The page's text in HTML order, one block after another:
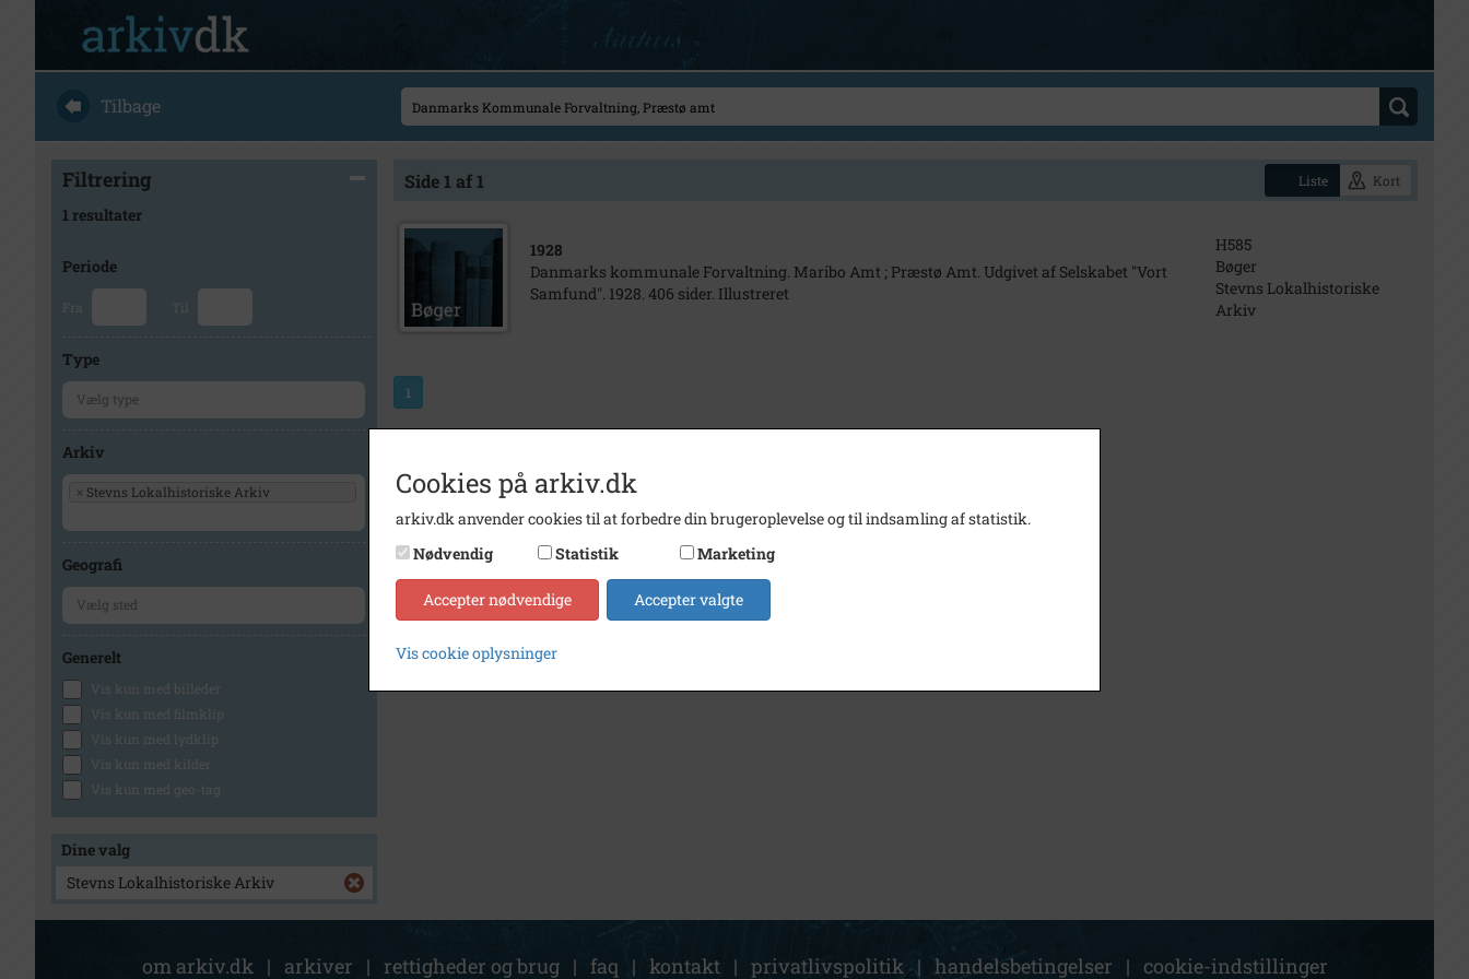
Tilbage
Filtrering
1 resultater
Periode
Fra Til
Type
Arkiv
× Stevns Lokalhistoriske Arkiv
Geografi
Generelt
Vis kun med billeder
Vis kun med filmklip
Vis kun med lydklip
Vis kun med kilder
Vis kun med geo-tag
Dine valg
Stevns Lokalhistoriske Arkiv
Side 1 af 1 Liste Kort
1928
Danmarks kommunale Forvaltning. Maribo Amt ; Præstø Amt. Udgivet af Selskabet "Vort
Samfund". 1928. 406 sider. Illustreret
H585
Bøger
Stevns Lokalhistoriske
Arkiv
1
om arkiv.dk | arkiver | rettigheder og brug | faq | kontakt | privatlivspolitik | handelsbetingelser | cookie-indstillinger
Cookies på arkiv.dk
arkiv.dk anvender cookies til at forbedre din brugeroplevelse og til indsamling af statistik.
Nødvendig
Statistik Marketing
Accepter nødvendige Accepter valgte
Vis cookie oplysninger